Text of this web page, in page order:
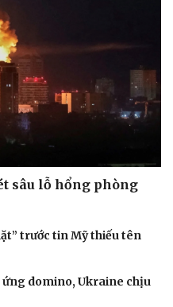
sâu lỗ hổng phòng
trước tin Mỹ thiếu tên
domino, Ukraine chịu